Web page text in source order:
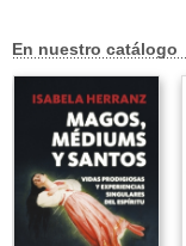
En nuestro catálogo